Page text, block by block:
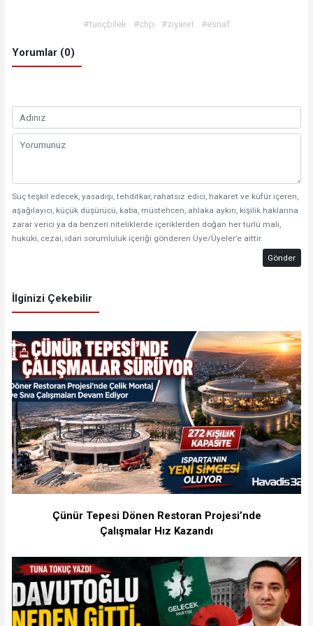
#tunçbilek #chp #ziyaret #esnaf
Yorumlar (0)
Suç teşkil edecek, yasadışı, tehditkar, rahatsız edici, hakaret ve küfür içeren,
aşağılayıcı, küçük düşürücü, kaba, müstehcen, ahlaka aykırı, kişilik haklarına
zarar verici ya da benzeri niteliklerde içeriklerden doğan her türlü mali,
hukuki, cezai, idari sorumluluk içeriği gönderen Üye/Üyeler’e aittir.
Gönder
İlginizi Çekebilir
Çünür Tepesi Dönen Restoran Projesi’nde
Çalışmalar Hız Kazandı